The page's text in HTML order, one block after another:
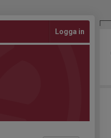
Logga in